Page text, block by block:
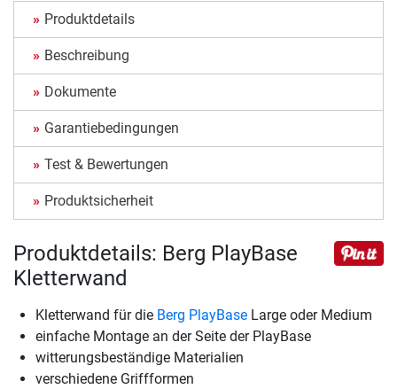
Produktdetails
Beschreibung
Dokumente
Garantiebedingungen
Test & Bewertungen
Produktsicherheit
Produktdetails: Berg PlayBase
Kletterwand
Kletterwand für die Berg PlayBase Large oder Medium
einfache Montage an der Seite der PlayBase
witterungsbeständige Materialien
verschiedene Griffformen